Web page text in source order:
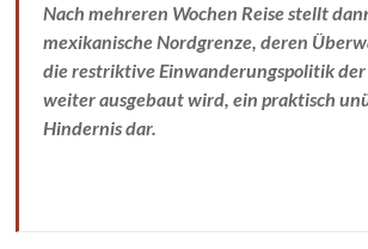
Nach mehreren Wochen Reise stellt
mexikanische Nordgrenze, deren
die restriktive Einwanderungspolitik der
weiter ausgebaut wird, ein praktisch
Hindernis dar.